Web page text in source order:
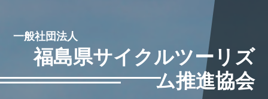
一般社団法人
福島県サイクルツーリズ
ム推進協会